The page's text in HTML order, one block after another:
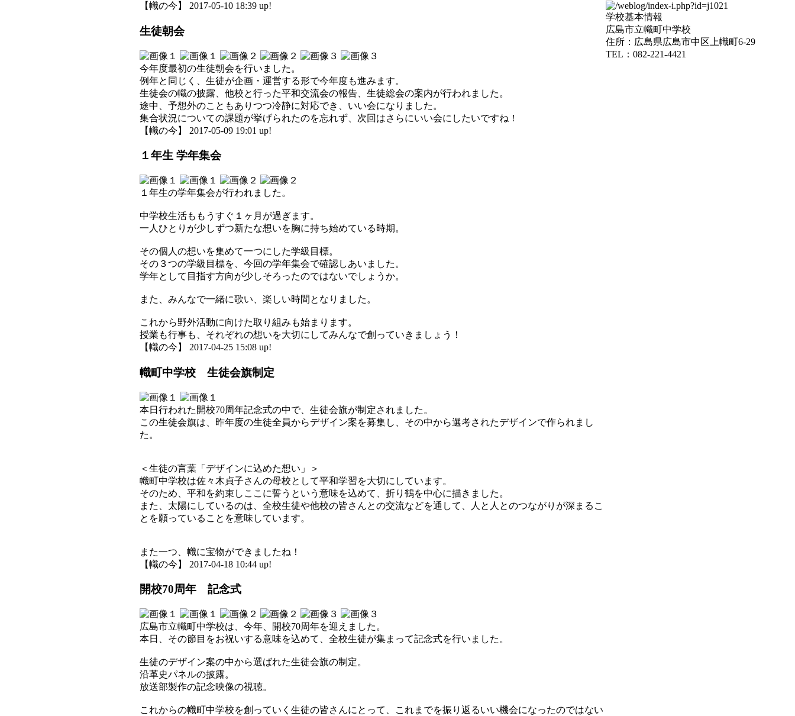
【幟の今】 2017-05-10 18:39 up!
生徒朝会
今年度最初の生徒朝会を行いました。
例年と同じく、生徒が企画・運営する形で今年度も進みます。
生徒会の幟の披露、他校と行った平和交流会の報告、生徒総会の案内が行われました。
途中、予想外のこともありつつ冷静に対応でき、いい会になりました。
集合状況についての課題が挙げられたのを忘れず、次回はさらにいい会にしたいですね！
【幟の今】 2017-05-09 19:01 up!
１年生 学年集会
１年生の学年集会が行われました。
中学校生活ももうすぐ１ヶ月が過ぎます。
一人ひとりが少しずつ新たな想いを胸に持ち始めている時期。
その個人の想いを集めて一つにした学級目標。
その３つの学級目標を、今回の学年集会で確認しあいました。
学年として目指す方向が少しそろったのではないでしょうか。
また、みんなで一緒に歌い、楽しい時間となりました。
これから野外活動に向けた取り組みも始まります。
授業も行事も、それぞれの想いを大切にしてみんなで創っていきましょう！
【幟の今】 2017-04-25 15:08 up!
幟町中学校 生徒会旗制定
本日行われた開校70周年記念式の中で、生徒会旗が制定されました。
この生徒会旗は、昨年度の生徒全員からデザイン案を募集し、その中から選考されたデザインで作られまし
た。
＜生徒の言葉「デザインに込めた想い」＞
幟町中学校は佐々木貞子さんの母校として平和学習を大切にしています。
そのため、平和を約束しここに誓うという意味を込めて、折り鶴を中心に描きました。
また、太陽にしているのは、全校生徒や他校の皆さんとの交流などを通して、人と人とのつながりが深まるこ
とを願っていることを意味しています。
また一つ、幟に宝物ができましたね！
【幟の今】 2017-04-18 10:44 up!
開校70周年 記念式
広島市立幟町中学校は、今年、開校70周年を迎えました。
本日、その節目をお祝いする意味を込めて、全校生徒が集まって記念式を行いました。
生徒のデザイン案の中から選ばれた生徒会旗の制定。
沿革史パネルの披露。
放送部製作の記念映像の視聴。
これからの幟町中学校を創っていく生徒の皆さんにとって、これまでを振り返るいい機会になったのではない
学校基本情報
広島市立幟町中学校
住所：広島県広島市中区上幟町6-29
TEL：082-221-4421